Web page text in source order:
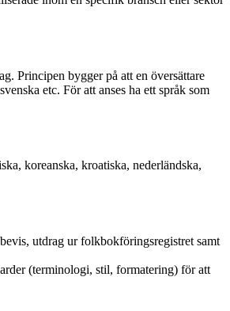
Principen bygger på att en översättare
etc. För att anses ha ett språk som
koreanska, kroatiska, nederländska,
utdrag ur folkbokföringsregistret samt
(terminologi, stil, formatering) för att